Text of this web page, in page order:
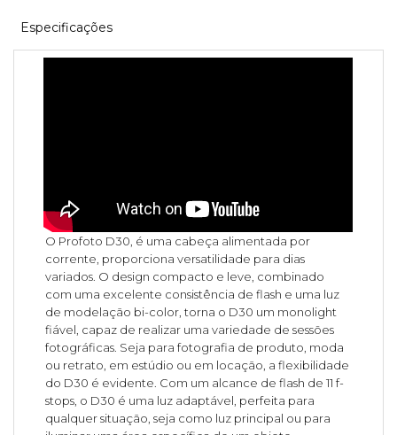
Especificações
O Profoto D30, é uma cabeça alimentada por
corrente, proporciona versatilidade para dias
variados. O design compacto e leve, combinado
com uma excelente consistência de flash e uma luz
de modelação bi-color, torna o D30 um monolight
fiável, capaz de realizar uma variedade de sessões
fotográficas. Seja para fotografia de produto, moda
ou retrato, em estúdio ou em locação, a flexibilidade
do D30 é evidente. Com um alcance de flash de 11 f-
stops, o D30 é uma luz adaptável, perfeita para
qualquer situação, seja como luz principal ou para